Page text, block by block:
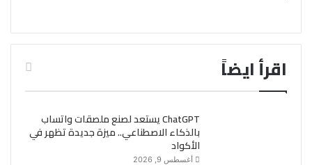
اقرأ ايضاً
ChatGPT يستعد لصنع ملصقات واتساب
بالذكاء الاصطناعي.. ميزة جديدة تظهر في
الأكواد
أغسطس 9, 2026